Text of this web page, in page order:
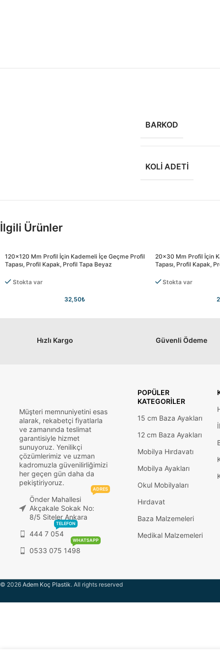
BARKOD
KOLI ADETI
İlgili Ürünler
120×120 Mm Profil İçin Kademeli İçe Geçme Profil
Tapası, Profil Kapak, Profil Tapa Beyaz
Stokta var
32,50₺
20×30 Mm Profil İçin
Tapası, Profil Kapak,
Stokta var
Hızlı Kargo Güvenli Ödeme
Müşteri memnuniyetini esas
alarak, rekabetçi fiyatlarla
ve zamanında teslimat
garantisiyle hizmet
sunuyoruz. Yenilikçi
çözümlerimiz ve uzman
kadromuzla güvenilirliğimizi
her geçen gün daha da
pekiştiriyoruz.
Önder Mahallesi
Akçakale Sokak No:
8/5 Siteler Ankara
ADRES
444 7 054
TELEFON
0533 075 1498
WHATSAPP
POPÜLER
KATEGORILER
15 cm Baza Ayakları
12 cm Baza Ayakları
Mobilya Hırdavatı
Mobilya Ayakları
Okul Mobilyaları
Hırdavat
Baza Malzemeleri
Medikal Malzemeleri
© 2026 Adem Koç Plastik. All rights reserved